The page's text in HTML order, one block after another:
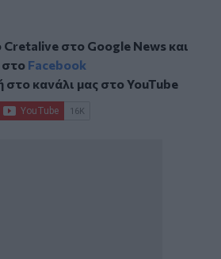
Cretalive στο Google Newsκαι
στο Facebook
στο κανάλι μας στοYouTube